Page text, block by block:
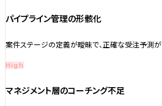
パイプライン管理の形骸化
案件ステージの定義が曖昧で、正確な受注予測が
High
マネジメント層のコーチング不足